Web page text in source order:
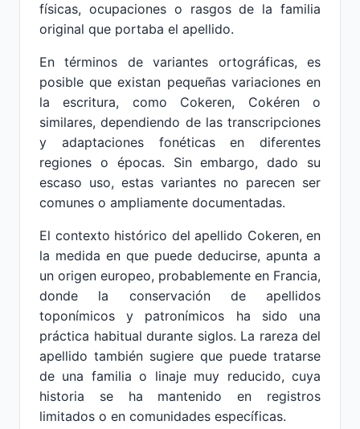
físicas, ocupaciones o rasgos de la familia
original que portaba el apellido.
En términos de variantes ortográficas, es
posible que existan pequeñas variaciones en
la escritura, como Cokeren, Cokéren o
similares, dependiendo de las transcripciones
y adaptaciones fonéticas en diferentes
regiones o épocas. Sin embargo, dado su
escaso uso, estas variantes no parecen ser
comunes o ampliamente documentadas.
El contexto histórico del apellido Cokeren, en
la medida en que puede deducirse, apunta a
un origen europeo, probablemente en Francia,
donde la conservación de apellidos
toponímicos y patronímicos ha sido una
práctica habitual durante siglos. La rareza del
apellido también sugiere que puede tratarse
de una familia o linaje muy reducido, cuya
historia se ha mantenido en registros
limitados o en comunidades específicas.